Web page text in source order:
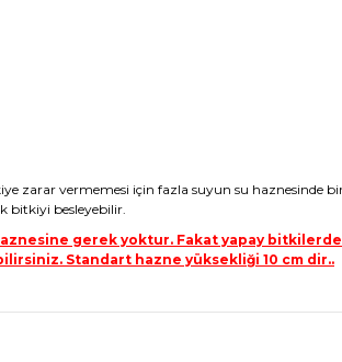
zarar vermemesi için fazla suyun su haznesinde
bitkiyi besleyebilir.
gerek yoktur. Fakat yapay bitkilerde
Standart hazne yüksekliği 10 cm dir..